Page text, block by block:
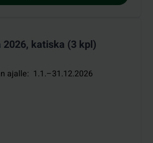
2026, katiska (3 kpl)
ajalle: 1.1.–31.12.2026